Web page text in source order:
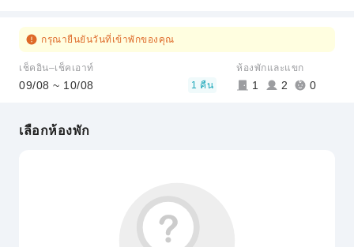
กรุณายืนยันวันที่เข้าพักของคุณ
เช็คอิน–เช็คเอาท์
09/08 ~ 10/08 1 คืน
ห้องพักและแขก
1 2 0
เลือกห้องพัก